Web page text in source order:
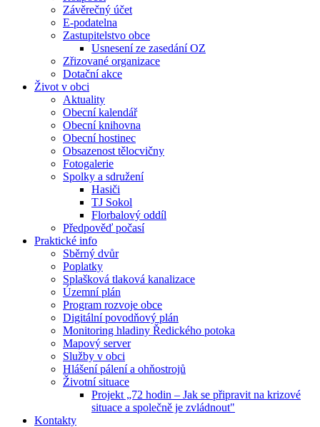
Závěrečný účet
E-podatelna
Zastupitelstvo obce
Usnesení ze zasedání OZ
Zřizované organizace
Dotační akce
Život v obci
Aktuality
Obecní kalendář
Obecní knihovna
Obecní hostinec
Obsazenost tělocvičny
Fotogalerie
Spolky a sdružení
Hasiči
TJ Sokol
Florbalový oddíl
Předpověď počasí
Praktické info
Sběrný dvůr
Poplatky
Splašková tlaková kanalizace
Územní plán
Program rozvoje obce
Digitální povodňový plán
Monitoring hladiny Ředického potoka
Mapový server
Služby v obci
Hlášení pálení a ohňostrojů
Životní situace
Projekt „72 hodin – Jak se připravit na krizové
situace a společně je zvládnout"
Kontakty